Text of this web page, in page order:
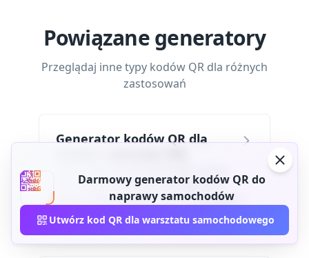
Powiązane generatory
Przeglądaj inne typy kodów QR dla różnych
zastosowań
Generator kodów QR dla
URL. Natychmiastowe udostępnianie
witryn internetowych, stron docelowych i
łączy za pomocą prostego skanowania.
Darmowy generator kodów QR do
naprawy samochodów
Utwórz kod QR dla warsztatu samochodowego